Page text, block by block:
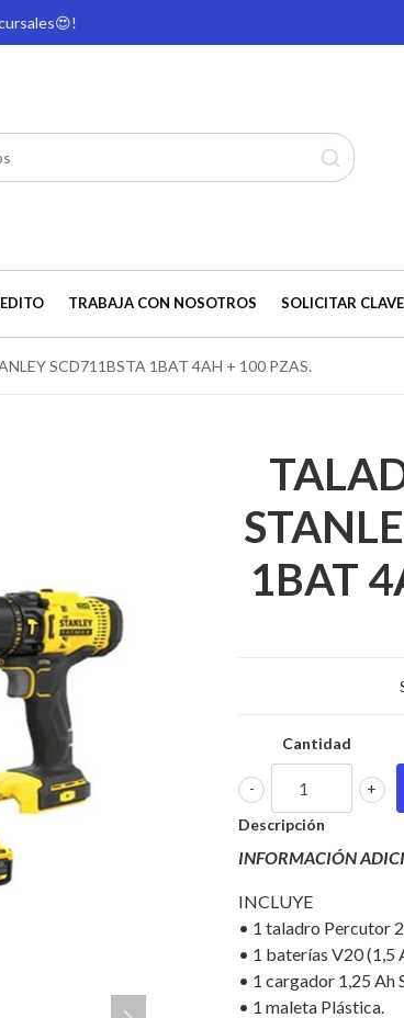
😍!
TRABAJA CON NOSOTROS SOLICITAR
SCD711BSTA 1BAT 4AH + 100 PZAS.
1BAT
Cantidad
+
-
Descripción
INFORMACIÓN
INCLUYE
• 1 taladro Percutor
• 1 baterías V20 (1,5
• 1 cargador 1,25 Ah
• 1 maleta Plástica.